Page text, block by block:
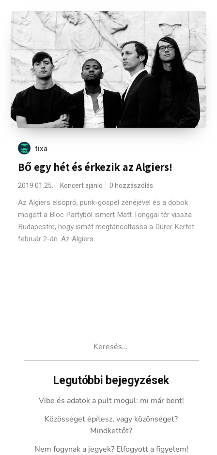
tixa
Bő egy hét és érkezik az Algiers!
2019.01.25. Koncert ajánló 0 hozzászólás
Az Algiers elsöprő, punk-gospel zenéjével és a dobok
mögött a Bloc Partyból ismert Matt Tonggal tér vissza
Budapestre, hogy ismét megtáncoltassa a Dürer Kertet
február 2-án. Az Algiers...
Legutóbbi bejegyzések
Vibe és adatok a pult mögül: mi már bent!
Közösséget építesz, vagy közönséget?
Mindkettőt?
Nem fogynak a jegyek? Elfogyott a figyelem!